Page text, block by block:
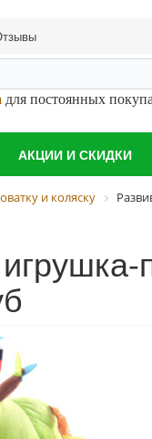
для постоянных
АКЦИИ И СКИДКИ
и коляску